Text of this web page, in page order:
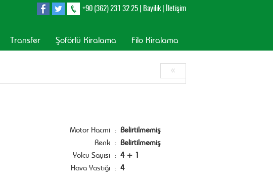
+90 (362) 231 32 25 Bayilik| İletişim
Transfer Şoförlü Kiralama Filo Kiralama
«
Motor Hacmi : Belirtilmemiş
Renk : Belirtilmemiş
Yolcu Sayısı : 4 + 1
Hava Yastığı : 4